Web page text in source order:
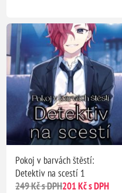
Pokoj v barvách štěstí:
Detektiv na scestí 1
249 Kč s DPH201 Kč s DPH